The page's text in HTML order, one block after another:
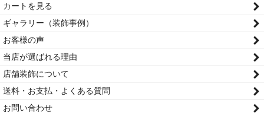
カートを見る
ギャラリー（装飾事例）
お客様の声
当店が選ばれる理由
店舗装飾について
送料・お支払・よくある質問
お問い合わせ